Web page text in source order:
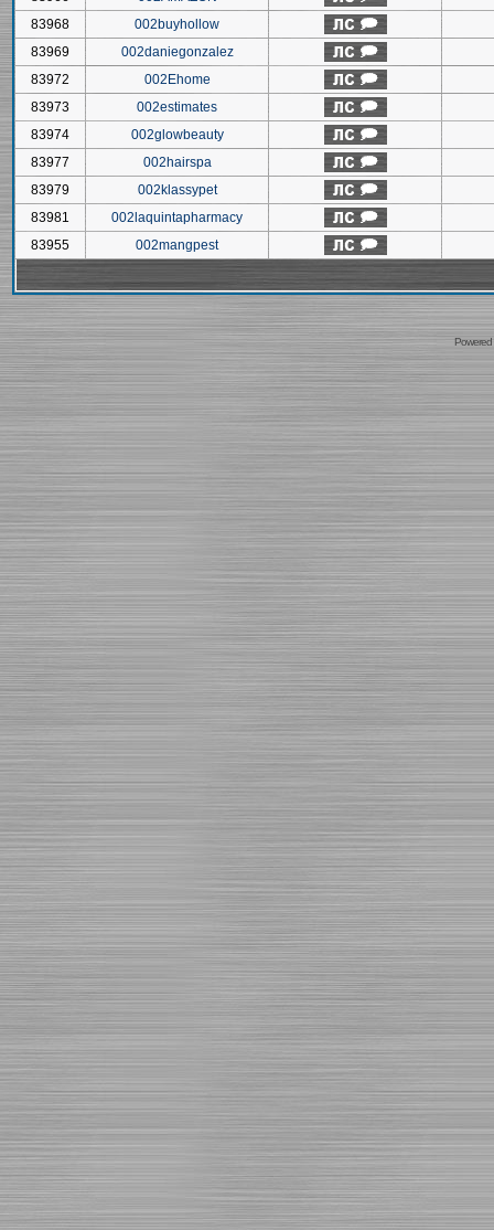
83968
002buyhollow
83969
002daniegonzalez
83972
002Ehome
83973
002estimates
83974
002glowbeauty
83977
002hairspa
83979
002klassypet
83981
002laquintapharmacy
83955
002mangpest